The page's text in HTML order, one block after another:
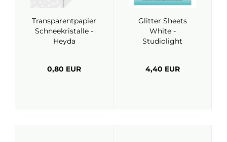
Transparentpapier
Schneekristalle -
Heyda
0,80 EUR
Glitter Sheets
White -
Studiolight
4,40 EUR